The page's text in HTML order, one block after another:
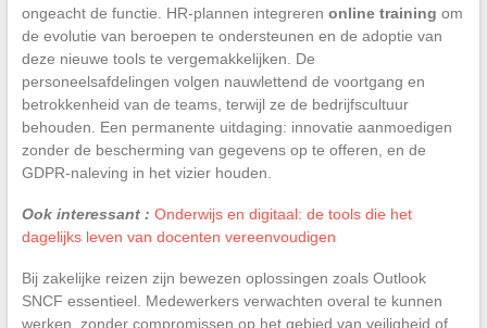
ongeacht de functie. HR-plannen integreren online training om
de evolutie van beroepen te ondersteunen en de adoptie van
deze nieuwe tools te vergemakkelijken. De
personeelsafdelingen volgen nauwlettend de voortgang en
betrokkenheid van de teams, terwijl ze de bedrijfscultuur
behouden. Een permanente uitdaging: innovatie aanmoedigen
zonder de bescherming van gegevens op te offeren, en de
GDPR-naleving in het vizier houden.
Ook interessant : Onderwijs en digitaal: de tools die het
dagelijks leven van docenten vereenvoudigen
Bij zakelijke reizen zijn bewezen oplossingen zoals Outlook
SNCF essentieel. Medewerkers verwachten overal te kunnen
werken, zonder compromissen op het gebied van veiligheid of